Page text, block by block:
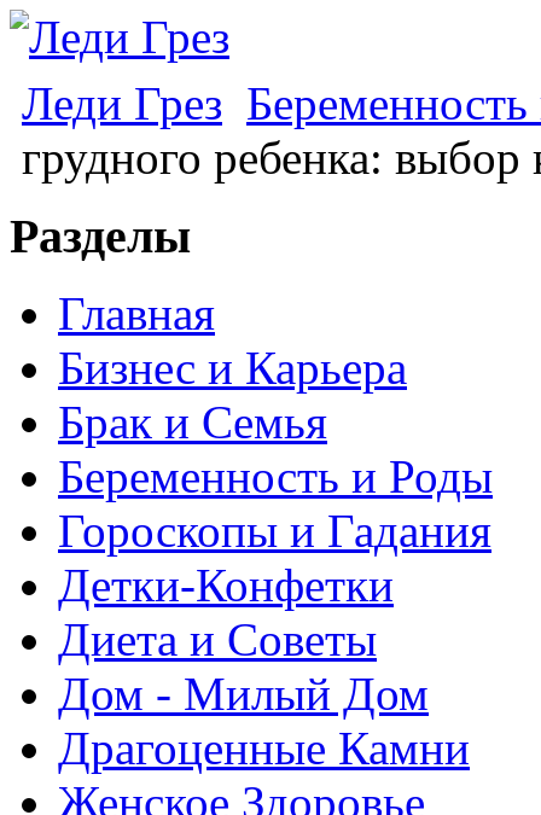
Леди Грез
грудного ребенка:
Разделы
Главная
Бизнес и Карьера
Брак и Семья
Беременность и Роды
Гороскопы и Гадания
Детки-Конфетки
Диета и Советы
Дом - Милый Дом
Драгоценные Камни
Женское Здоровье